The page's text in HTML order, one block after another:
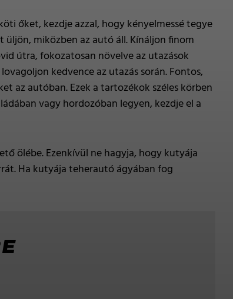
őket, kezdje azzal, hogy kényelmessé tegye
üljön, miközben az autó áll. Kínáljon finom
útra, fokozatosan növelve az utazások
kedvence az utazás során. Fontos,
az autóban. Ezek a tartozékok széles körben
vagy hordozóban legyen, kezdje el a
ölébe. Ezenkívül ne hagyja, hogy kutyája
Ha kutyája teherautó ágyában fog